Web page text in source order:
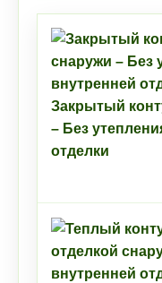
Закрытый
– Без
отделки
отделкой
внутренней